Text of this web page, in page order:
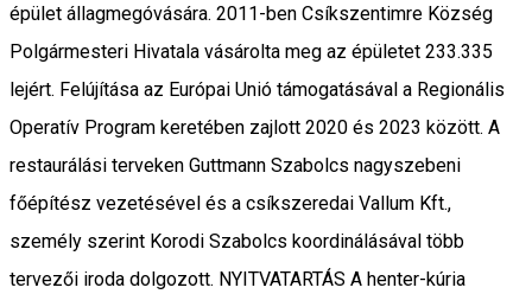
épület állagmegóvására. 2011-ben Csíkszentimre Község
Polgármesteri Hivatala vásárolta meg az épületet 233.335
lejért. Felújítása az Európai Unió támogatásával a Regionális
Operatív Program keretében zajlott 2020 és 2023 között. A
restaurálási terveken Guttmann Szabolcs nagyszebeni
főépítész vezetésével és a csíkszeredai Vallum Kft.,
személy szerint Korodi Szabolcs koordinálásával több
tervezői iroda dolgozott. NYITVATARTÁS A henter-kúria